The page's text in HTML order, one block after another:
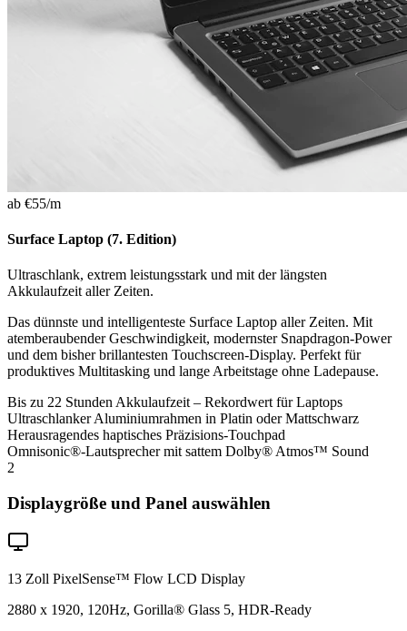
ab €55/m
Surface Laptop (7. Edition)
Ultraschlank, extrem leistungsstark und mit der längsten
Akkulaufzeit aller Zeiten.
Das dünnste und intelligenteste Surface Laptop aller Zeiten. Mit
atemberaubender Geschwindigkeit, modernster Snapdragon-Power
und dem bisher brillantesten Touchscreen-Display. Perfekt für
produktives Multitasking und lange Arbeitstage ohne Ladepause.
Bis zu 22 Stunden Akkulaufzeit – Rekordwert für Laptops
Ultraschlanker Aluminiumrahmen in Platin oder Mattschwarz
Herausragendes haptisches Präzisions-Touchpad
Omnisonic®-Lautsprecher mit sattem Dolby® Atmos™ Sound
2
Displaygröße und Panel auswählen
13 Zoll PixelSense™ Flow LCD Display
2880 x 1920, 120Hz, Gorilla® Glass 5, HDR-Ready